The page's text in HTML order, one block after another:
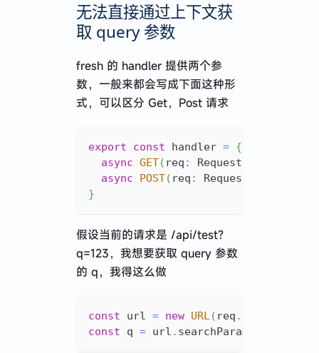
无法直接通过上下文获
取 query 参数
fresh 的 handler 提供两个参
数，一般来都会写成下面这种形
式，可以区分 Get，Post 请求
export const handler = {
async GET( req : Request
async
POST( req : Request
}
假设当前的请求是 /api/test?
q=123，我想要获取 query 参数
的 q，我得这么做
const url = new URL( req .
const q = url . searchParams